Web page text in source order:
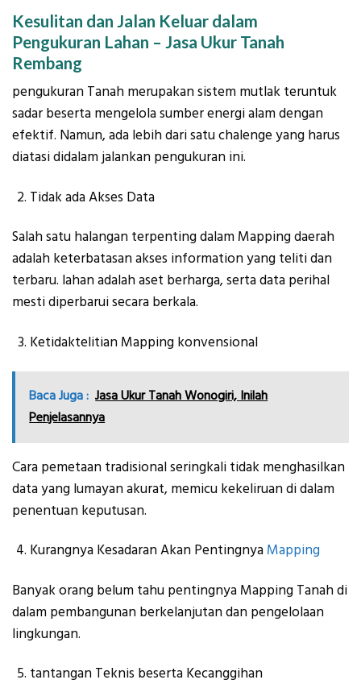
Kesulitan dan Jalan Keluar dalam
Pengukuran Lahan – Jasa Ukur Tanah
Rembang
pengukuran Tanah merupakan sistem mutlak teruntuk
sadar beserta mengelola sumber energi alam dengan
efektif. Namun, ada lebih dari satu chalenge yang harus
diatasi didalam jalankan pengukuran ini.
Tidak ada Akses Data
Salah satu halangan terpenting dalam Mapping daerah
adalah keterbatasan akses information yang teliti dan
terbaru. lahan adalah aset berharga, serta data perihal
mesti diperbarui secara berkala.
Ketidaktelitian Mapping konvensional
Baca Juga : Jasa Ukur Tanah Wonogiri, Inilah
Penjelasannya
Cara pemetaan tradisional seringkali tidak menghasilkan
data yang lumayan akurat, memicu kekeliruan di dalam
penentuan keputusan.
Kurangnya Kesadaran Akan Pentingnya Mapping
Banyak orang belum tahu pentingnya Mapping Tanah di
dalam pembangunan berkelanjutan dan pengelolaan
lingkungan.
tantangan Teknis beserta Kecanggihan